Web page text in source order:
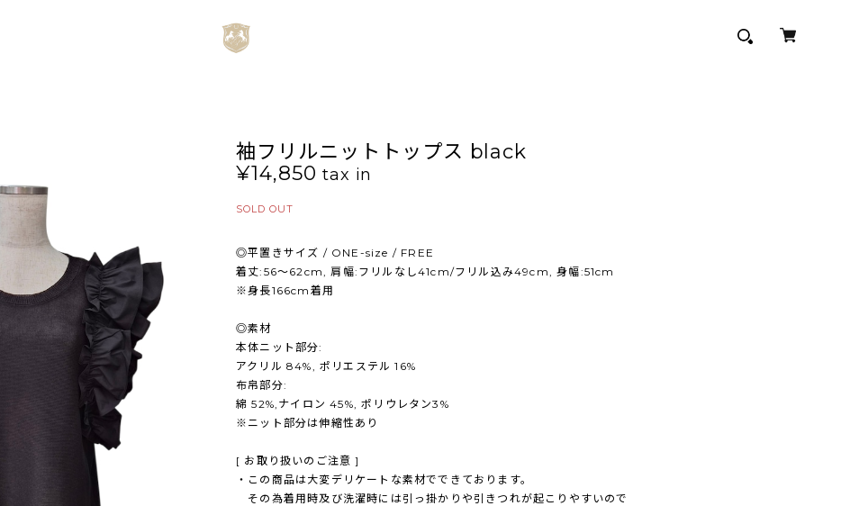
袖フリルニットトップス black
¥14,850 tax in
SOLD OUT
◎平置きサイズ / ONE-size / FREE
着丈:56～62cm, 肩幅:フリルなし41cm/フリル込み49cm, 身幅:51cm
※身長166cm着用
◎素材
本体ニット部分:
アクリル 84%, ポリエステル 16%
布帛部分:
綿 52%,ナイロン 45%, ポリウレタン3%
※ニット部分は伸縮性あり
[ お取り扱いのご注意 ]
・この商品は大変デリケートな素材でできております。
その為着用時及び洗濯時には引っ掛かりや引きつれが起こりやすいので